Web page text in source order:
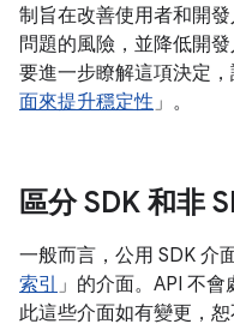
制旨在改善使用者和開
問題的風險，並降低開
要進一步瞭解這項決定，
面來提升穩定性」。
區分 SDK 和非
一般而言，公用 SDK 介
索引 」的介面。API 不會
此這些介面如有變更，恕